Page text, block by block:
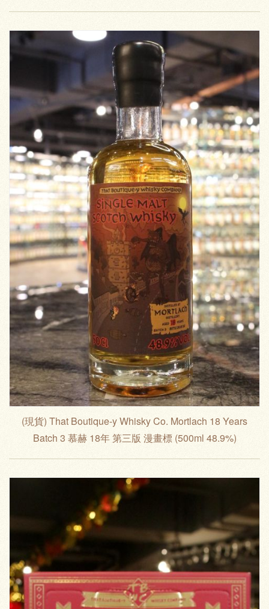
(現貨) That Boutique-y Whisky Co. Mortlach 18 Years
Batch 3 慕赫 18年 第三版 漫畫標 (500ml 48.9%)